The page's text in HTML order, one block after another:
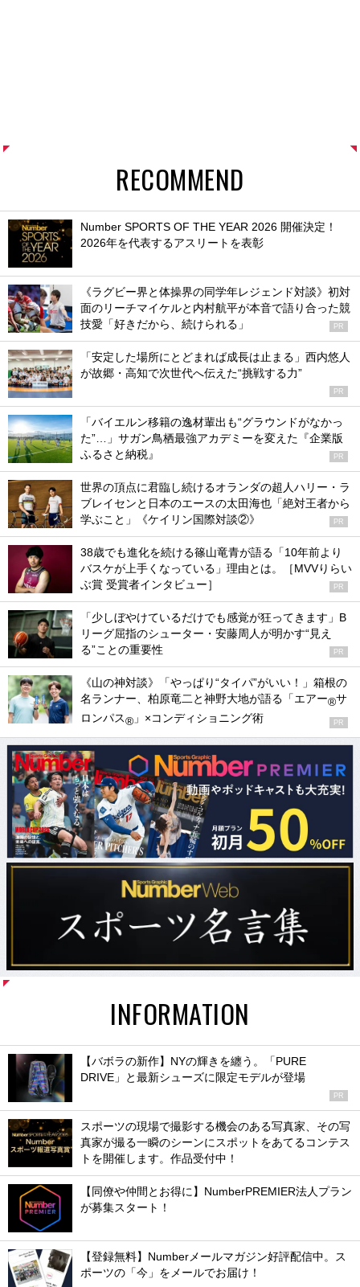
RECOMMEND
Number SPORTS OF THE YEAR 2026 開催決定！
2026年を代表するアスリートを表彰
《ラグビー界と体操界の同学年レジェンド対談》初対
面のリーチマイケルと内村航平が本音で語り合った競
技愛「好きだから、続けられる」
PR
「安定した場所にとどまれば成長は止まる」西内悠人
が故郷・高知で次世代へ伝えた“挑戦する力”
PR
「バイエルン移籍の逸材輩出も“グラウンドがなかっ
た”…」サガン鳥栖最強アカデミーを変えた『企業版
ふるさと納税』
PR
世界の頂点に君臨し続けるオランダの超人ハリー・ラ
ブレイセンと日本のエースの太田海也「絶対王者から
学ぶこと」《ケイリン国際対談②》
PR
38歳でも進化を続ける篠山竜青が語る「10年前より
バスケが上手くなっている」理由とは。［MVVりらい
ぶ賞 受賞者インタビュー］
PR
「少しぼやけているだけでも感覚が狂ってきます」B
リーグ屈指のシューター・安藤周人が明かす“見え
る”ことの重要性
PR
《山の神対談》「やっぱり“タイパ”がいい！」箱根の
名ランナー、柏原竜二と神野大地が語る「エアー®サ
ロンパス® 」×コンディショニング術 PR
INFORMATION
【バボラの新作】NYの輝きを纏う。「PURE
DRIVE」と最新シューズに限定モデルが登場
PR
スポーツの現場で撮影する機会のある写真家、その写
真家が撮る一瞬のシーンにスポットをあてるコンテス
トを開催します。作品受付中！
【同僚や仲間とお得に】NumberPREMIER法人プラン
が募集スタート！
【登録無料】Numberメールマガジン好評配信中。ス
ポーツの「今」をメールでお届け！